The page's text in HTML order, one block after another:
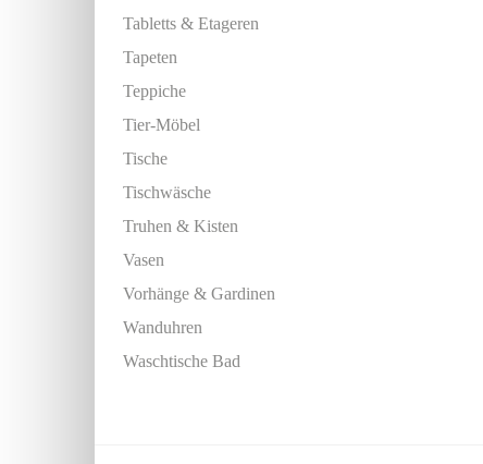
Tabletts & Etageren
Tapeten
Teppiche
Tier-Möbel
Tische
Tischwäsche
Truhen & Kisten
Vasen
Vorhänge & Gardinen
Wanduhren
Waschtische Bad